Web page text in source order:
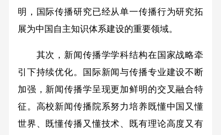
明，国际传播研究已经从单一传播行为研究拓
展为中国自主知识体系建设的重要领域。
其次，新闻传播学学科结构在国家战略牵
引下持续优化。国际新闻与传播专业建设不断
加强，新闻传播学呈现更加鲜明的交叉融合特
征。高校新闻传播院系努力培养既懂中国又懂
世界、既懂传播又懂技术、既有理论高度又有